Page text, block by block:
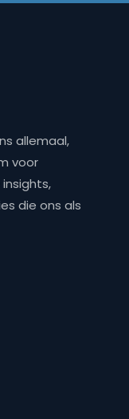
allemaal,
voor
die ons als